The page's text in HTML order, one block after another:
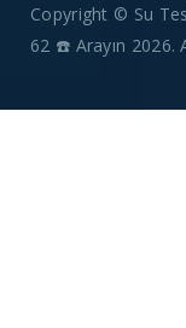
Copyright © Su
62 ☎️ Arayın 2026.